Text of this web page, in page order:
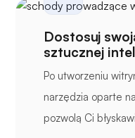
Dostosuj
sztucznej
Po utworzeniu
narzędzia oparte
pozwolą Ci